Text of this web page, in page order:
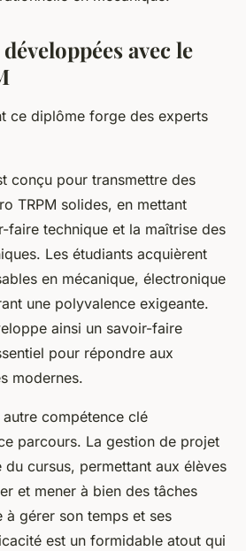
avec le
ce diplôme forge des experts
conçu pour transmettre des
TRPM solides, en mettant
faire technique et la maîtrise des
Les étudiants acquièrent
en mécanique, électronique
une polyvalence exigeante.
ainsi un savoir-faire
pour répondre aux
modernes.
autre compétence clé
parcours. La gestion de projet
cursus, permettant aux élèves
et mener à bien des tâches
gérer son temps et ses
est un formidable atout qui